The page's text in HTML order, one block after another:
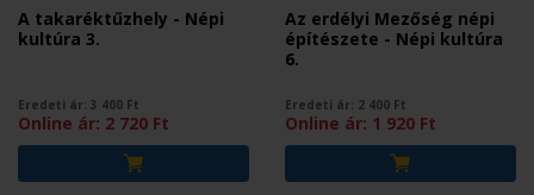
A takaréktűzhely - Népi
kultúra 3.
Eredeti ár: 3 400 Ft
Online ár: 2 720 Ft
Az erdélyi Mezőség népi
építészete - Népi kultúra
6.
Eredeti ár: 2 400 Ft
Online ár: 1 920 Ft